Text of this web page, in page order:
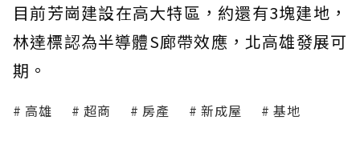
目前芳崗建設在高大特區，約還有3塊建地，
林達標認為半導體S廊帶效應，北高雄發展可
期。
高雄 超商 房產 新成屋 基地